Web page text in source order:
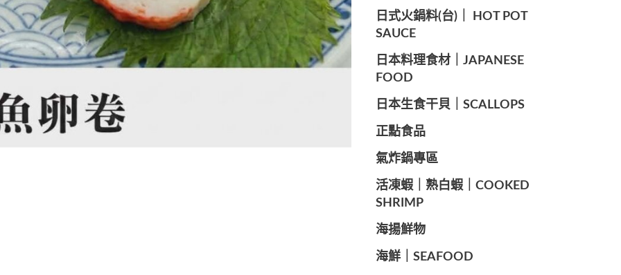
️日式火鍋料(台)｜ HOT POT
SAUCE
️日本料理食材｜JAPANESE
FOOD
日本生食干貝｜SCALLOPS
正點食品
️氣炸鍋專區
️活凍蝦｜熟白蝦｜COOKED
SHRIMP
海揚鮮物
海鮮｜SEAFOOD